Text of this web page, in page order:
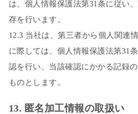
は、個人情報保護法第31条に従い
存を行います。
12.3 当社は、第三者から個人関連
に際しては、個人情報保護法第31
認を行い、当該確認にかかる記録
ものとします。
13. 匿名加工情報の取扱い